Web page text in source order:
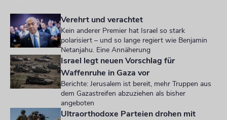
Verehrt und verachtet
Kein anderer Premier hat Israel so stark
polarisiert – und so lange regiert wie Benjamin
Netanjahu. Eine Annäherung
Israel legt neuen Vorschlag für
Waffenruhe in Gaza vor
Berichte: Jerusalem ist bereit, mehr Truppen aus
dem Gazastreifen abzuziehen als bisher
angeboten
Ultraorthodoxe Parteien drohen mit